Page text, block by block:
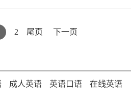
2 尾页 下一页
成人英语 英语口语 在线英语